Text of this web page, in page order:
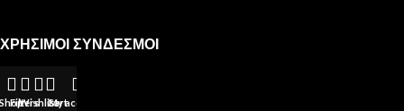
ΧΡΗΣΙΜΟΙ ΣΥΝΔΕΣΜΟΙ
Όροι Χρήσης
Όροι Αγοράς
ShopFilters
WishlistCart
My account